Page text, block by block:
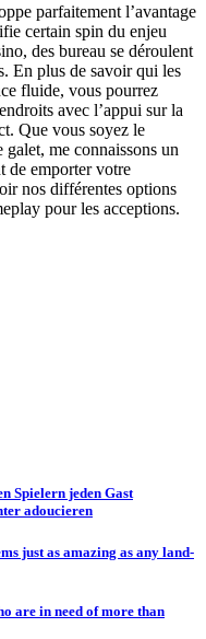
parfaitement l’avantage
certain spin du enjeu
des bureau se déroulent
En plus de savoir qui les
fluide, vous pourrez
avec l’appui sur la
Que vous soyez le
me connaissons un
de emporter votre
nos différentes options
pour les acceptions.
Spielern jeden Gast
adoucieren
just as amazing as any land-
are in need of more than